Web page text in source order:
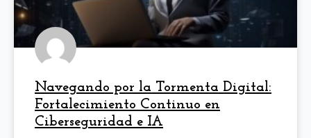
Navegando por la Tormenta Digital:
Fortalecimiento Continuo en
Ciberseguridad e IA